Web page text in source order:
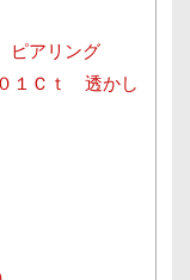
アリング
１Ｃｔ 透かし